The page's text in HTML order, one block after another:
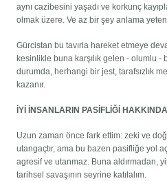
aynı cazibesini yaşadı ve korkunç
olmak üzere. Ve az bir şey anlama
Gürcistan bu tavırla hareket etmeye
kesinlikle buna karşılık gelen - olumlu -
durumda, herhangi bir jest, tarafsızlık
kazanır.
İYİ İNSANLARIN PASİFLİĞİ HAKKINDA
Uzun zaman önce fark ettim: zeki ve
utangaçtır, ama bu bazen pasifliğe yol
agresif ve utanmaz. Buna aldırmadan,
tarihsel savaşının seyrine katılalım.